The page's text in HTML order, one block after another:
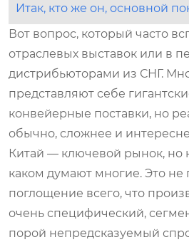
Итак, кто же он, основной
Вот вопрос, который часто
отраслевых выставок или в
дистрибьюторами из СНГ.
представляют себе
конвейерные поставки, но
обычно, сложнее и
Китай — ключевой рынок, но
каком думают многие. Это не
поглощение всего, что
очень специфический,
порой непредсказуемый